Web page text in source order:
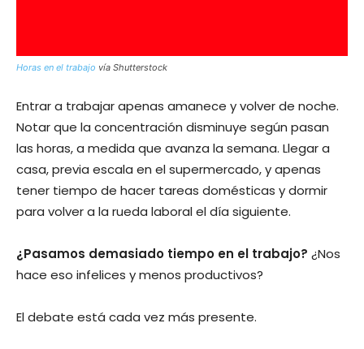
Horas en el trabajo vía Shutterstock
Entrar a trabajar apenas amanece y volver de noche.
Notar que la concentración disminuye según pasan
las horas, a medida que avanza la semana. Llegar a
casa, previa escala en el supermercado, y apenas
tener tiempo de hacer tareas domésticas y dormir
para volver a la rueda laboral el día siguiente.
¿Pasamos demasiado tiempo en el trabajo? ¿Nos
hace eso infelices y menos productivos?
El debate está cada vez más presente.